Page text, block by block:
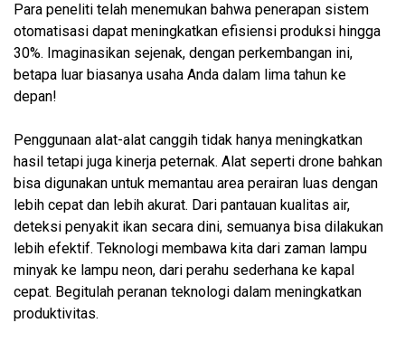
Para peneliti telah menemukan bahwa penerapan sistem
otomatisasi dapat meningkatkan efisiensi produksi hingga
30%. Imaginasikan sejenak, dengan perkembangan ini,
betapa luar biasanya usaha Anda dalam lima tahun ke
depan!
Penggunaan alat-alat canggih tidak hanya meningkatkan
hasil tetapi juga kinerja peternak. Alat seperti drone bahkan
bisa digunakan untuk memantau area perairan luas dengan
lebih cepat dan lebih akurat. Dari pantauan kualitas air,
deteksi penyakit ikan secara dini, semuanya bisa dilakukan
lebih efektif. Teknologi membawa kita dari zaman lampu
minyak ke lampu neon, dari perahu sederhana ke kapal
cepat. Begitulah peranan teknologi dalam meningkatkan
produktivitas.